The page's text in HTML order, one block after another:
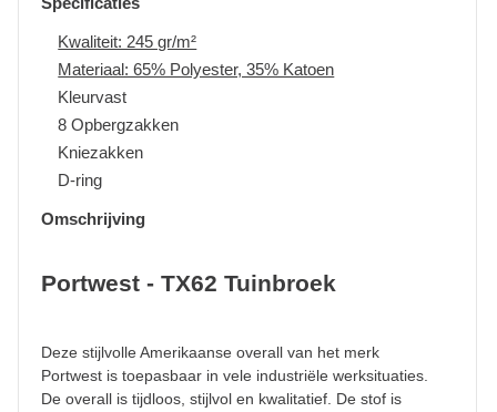
Kwaliteit: 245 gr/m²
Materiaal: 65% Polyester, 35% Katoen
Kleurvast
8 Opbergzakken
Kniezakken
D-ring
Omschrijving
Portwest - TX62 Tuinbroek
Deze stijlvolle Amerikaanse overall van het merk
Portwest is toepasbaar in vele industriële werksituaties.
De overall is tijdloos, stijlvol en kwalitatief. De stof is